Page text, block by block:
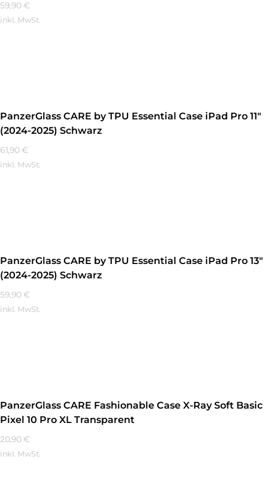
59,90 €
inkl. MwSt.
PanzerGlass CARE by TPU Essential Case iPad Pro 11″
(2024-2025) Schwarz
61,90 €
inkl. MwSt.
PanzerGlass CARE by TPU Essential Case iPad Pro 13″
(2024-2025) Schwarz
59,90 €
inkl. MwSt.
PanzerGlass CARE Fashionable Case X-Ray Soft Basic
Pixel 10 Pro XL Transparent
20,90 €
inkl. MwSt.